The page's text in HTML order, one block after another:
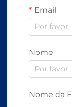
Email
Nome
Nome da